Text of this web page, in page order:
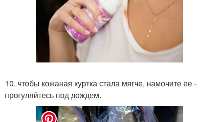
10. чтобы кожаная куртка стала мягче, намочите ее -
прогуляйтесь под дождем.